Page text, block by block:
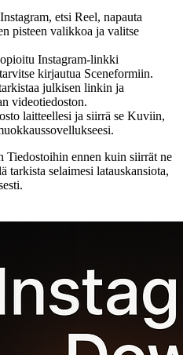
etsi Reel, napauta
pisteen valikkoa ja valitse
Instagram-linkki
kirjautua Sceneformiin.
julkisen linkin ja
videotiedoston.
laitteellesi ja siirrä se Kuviin,
Tiedostoihin ennen kuin siirrät ne
selaimesi latauskansiota,